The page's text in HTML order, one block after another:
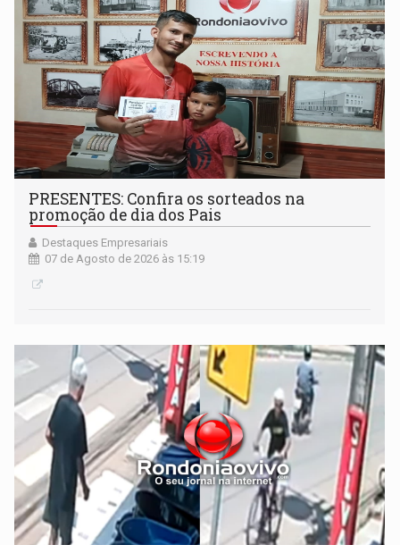
PRESENTES: Confira os sorteados na
promoção de dia dos Pais
Destaques Empresariais
07 de Agosto de 2026 às 15:19